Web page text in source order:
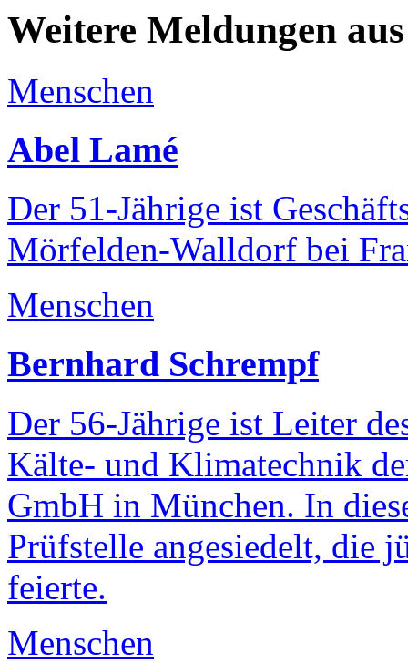
Weitere Meldungen
Menschen
Abel Lamé
Der 51-Jährige ist
Mörfelden-Walldorf bei
Menschen
Bernhard Schrempf
Der 56-Jährige ist Leiter
Kälte- und Klimatechnik
GmbH in München. In
Prüfstelle angesiedelt, die
feierte.
Menschen